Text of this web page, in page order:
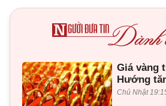
Giá vàng
Hướng
Chủ Nhật